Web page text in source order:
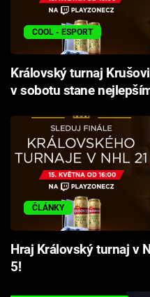
Sledujte nás
COOL - ESPORT
Královský turnaj
v sobotu stane
ČLÁNKY
Hraj Královský turnaj v
5!